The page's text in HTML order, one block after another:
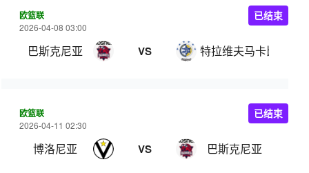
欧篮联
2026-04-08 03:00
巴斯克尼亚 VS 特拉维夫马卡比
已结束
欧篮联
2026-04-11 02:30
博洛尼亚 VS 巴斯克尼亚
已结束